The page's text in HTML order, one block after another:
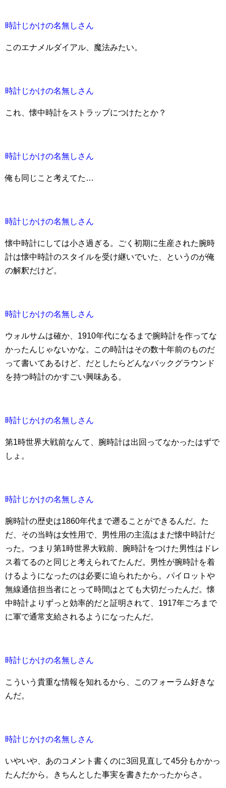
時計じかけの名無しさん
このエナメルダイアル、魔法みたい。
時計じかけの名無しさん
これ、懐中時計をストラップにつけたとか？
時計じかけの名無しさん
俺も同じこと考えてた…
時計じかけの名無しさん
懐中時計にしては小さ過ぎる。ごく初期に生産された腕時
計は懐中時計のスタイルを受け継いでいた、というのが俺
の解釈だけど。
時計じかけの名無しさん
ウォルサムは確か、1910年代になるまで腕時計を作ってな
かったんじゃないかな。この時計はその数十年前のものだ
って書いてあるけど、だとしたらどんなバックグラウンド
を持つ時計のかすごい興味ある。
時計じかけの名無しさん
第1時世界大戦前なんて、腕時計は出回ってなかったはずで
しょ。
時計じかけの名無しさん
腕時計の歴史は1860年代まで遡ることができるんだ。た
だ、その当時は女性用で、男性用の主流はまだ懐中時計だ
った。つまり第1時世界大戦前、腕時計をつけた男性はドレ
ス着てるのと同じと考えられてたんだ。男性が腕時計を着
けるようになったのは必要に迫られたから。パイロットや
無線通信担当者にとって時間はとても大切だったんだ。懐
中時計よりずっと効率的だと証明されて、1917年ごろまで
に軍で通常支給されるようになったんだ。
時計じかけの名無しさん
こういう貴重な情報を知れるから、このフォーラム好きな
んだ。
時計じかけの名無しさん
いやいや、あのコメント書くのに3回見直して45分もかかっ
たんだから。きちんとした事実を書きたかったからさ。